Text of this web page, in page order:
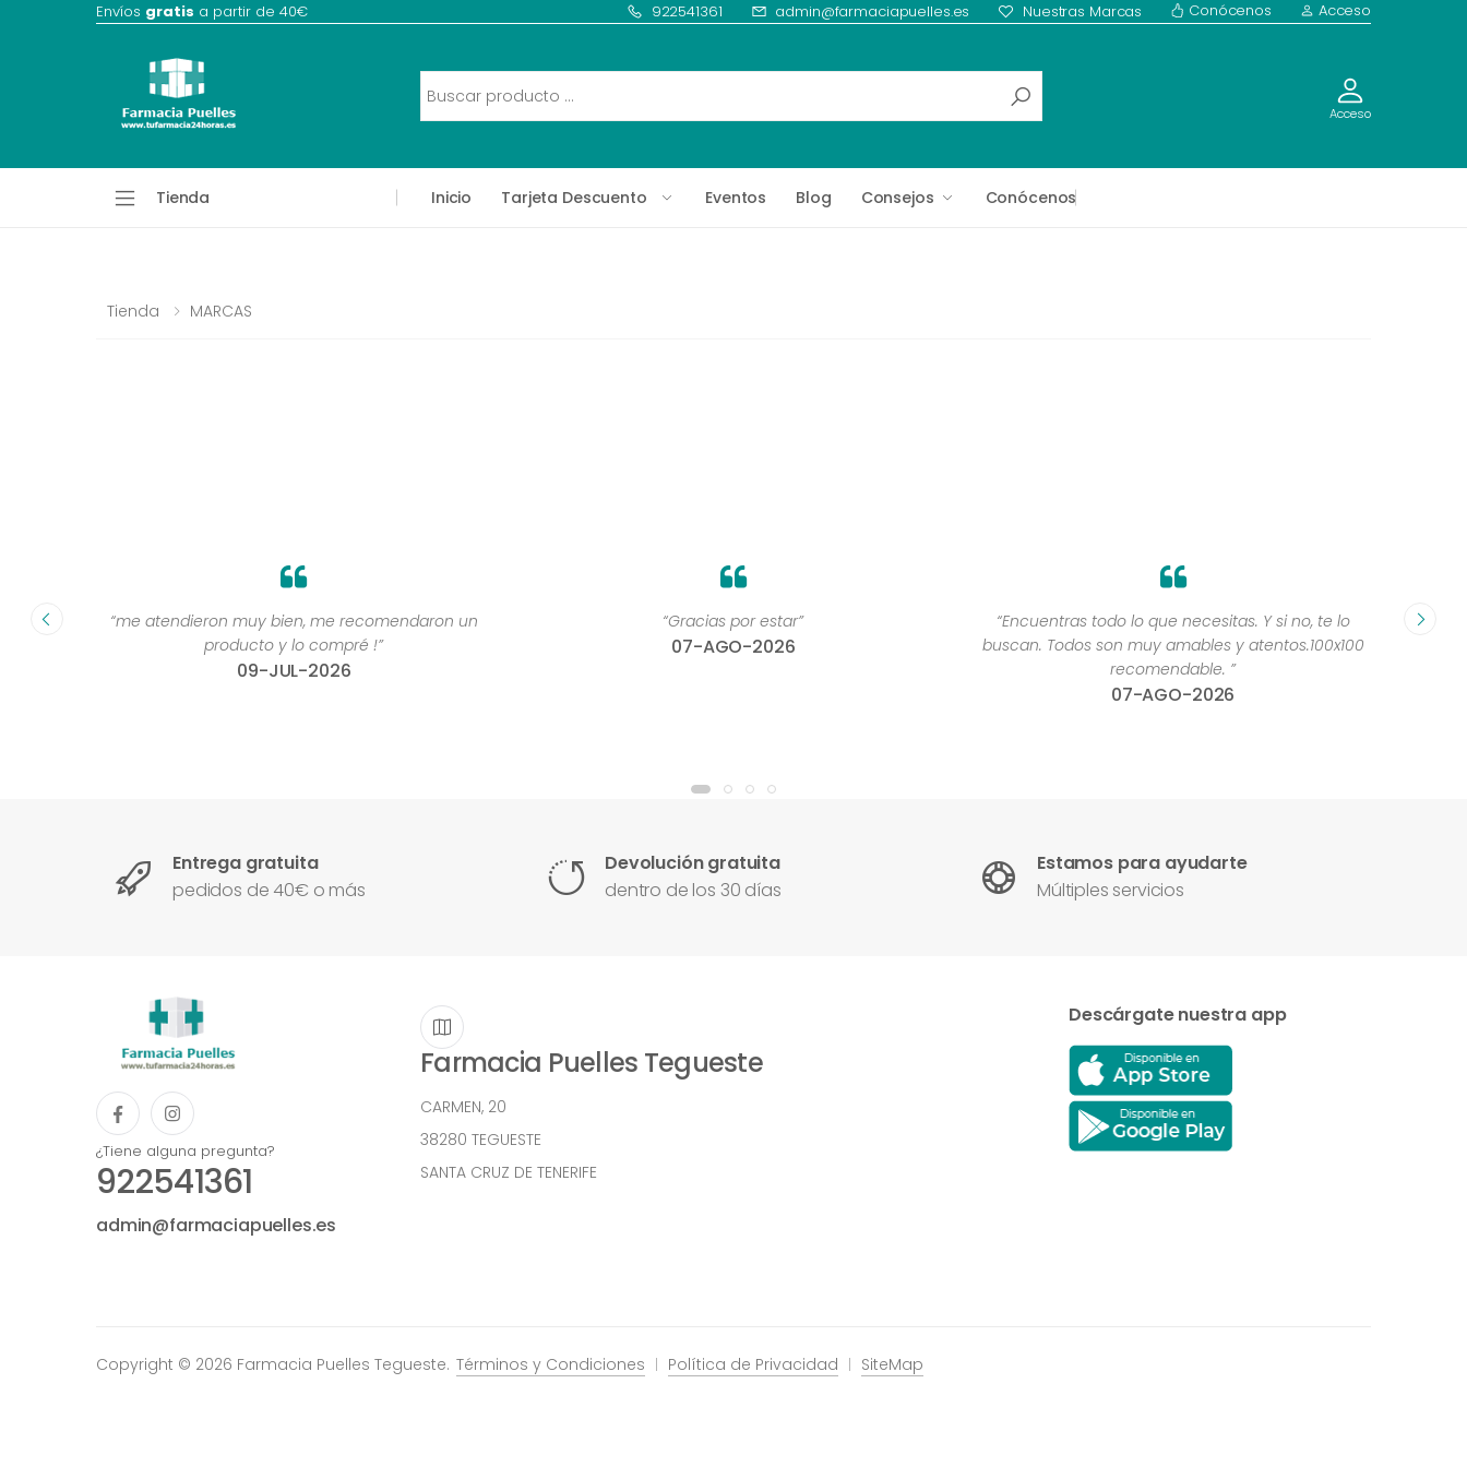
Envíos gratis a partir de 40€ 922541361 admin@farmaciapuelles.es Nuestras Marcas Conócenos Acceso
Acceso
Tienda Inicio Tarjeta Descuento Eventos Blog Consejos Conócenos
Tienda MARCAS
”
“me atendieron muy bien, me recomendaron un
producto y lo compré !”
09-JUL-2026
“Gracias por estar”
07-AGO-2026
“Encuentras todo lo que necesitas. Y si no, te lo
buscan. Todos son muy amables y atentos.100x100
recomendable. ”
07-AGO-2026
Entrega gratuita
pedidos de 40€ o más
Devolución gratuita
dentro de los 30 días
Estamos para ayudarte
Múltiples servicios
¿Tiene alguna pregunta?
922541361
admin@farmaciapuelles.es
Farmacia Puelles Tegueste
CARMEN, 20
38280 TEGUESTE
SANTA CRUZ DE TENERIFE
Descárgate nuestra app
Copyright © 2026 Farmacia Puelles Tegueste. Términos y Condiciones Política de Privacidad SiteMap